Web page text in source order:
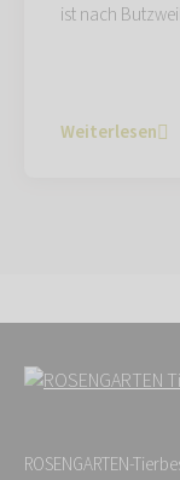
ist nach
Weiterlesen
ROSENGARTEN-